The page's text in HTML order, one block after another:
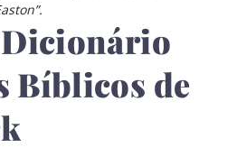
Bíblicos de